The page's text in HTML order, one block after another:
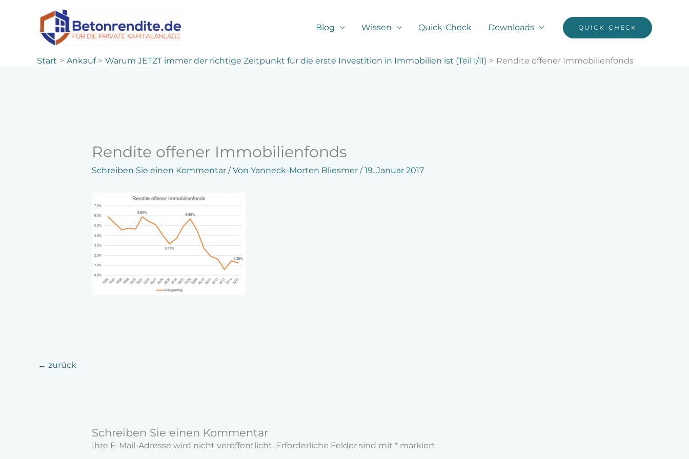
Blog Wissen Quick-Check Downloads QUICK-CHECK
Start Ankauf Warum JETZT immer der richtige Zeitpunkt für die erste Investition in Immobilien ist (Teil I/II) Rendite offener Immobilienfonds
Rendite offener Immobilienfonds
Schreiben Sie einen Kommentar / Von Yanneck-Morten Bliesmer /19. Januar 2017
← zurück
Schreiben Sie einen Kommentar
Ihre E-Mail-Adresse wird nicht veröffentlicht. Erforderliche Felder sind mit *markiert